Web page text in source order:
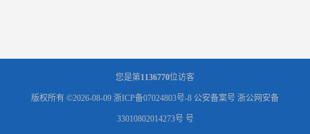
您是第1136770位访客
版权所有 ©2026-08-09 浙ICP备07024803号-8 公安备案号 浙公网安备
33010802014273号 号